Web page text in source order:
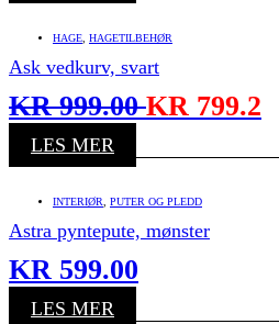
HAGE HAGETILBEHØR
Ask vedkurv, svart
KR999.00KR 799.2
LES MER
INTERIØR PUTER OG PLEDD
Astra pyntepute, mønster
KR 599.00
LES MER